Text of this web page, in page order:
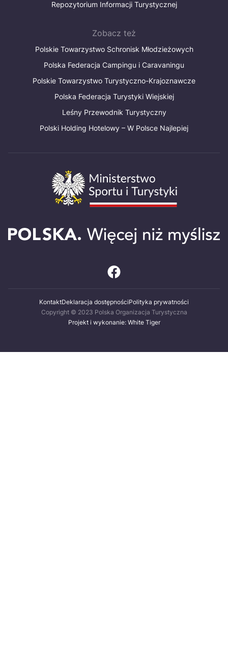
Repozytorium Informacji Turystycznej
Zobacz też
Polskie Towarzystwo Schronisk Młodzieżowych
Polska Federacja Campingu i Caravaningu
Polskie Towarzystwo Turystyczno-Krajoznawcze
Polska Federacja Turystyki Wiejskiej
Leśny Przewodnik Turystyczny
Polski Holding Hotelowy – W Polsce Najlepiej
KontaktDeklaracja dostępnościPolityka prywatności
Copyright © 2023 Polska Organizacja Turystyczna
Projekt i wykonanie: White Tiger